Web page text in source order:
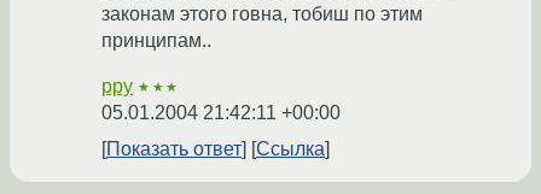
законам этого говна, тобиш по этим
принципам..
ppy ★★★
05.01.2004 21:42:11 +00:00
Показать ответ
Ссылка